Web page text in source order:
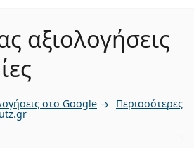
αξιολογήσεις
στο Google Περισσότερες